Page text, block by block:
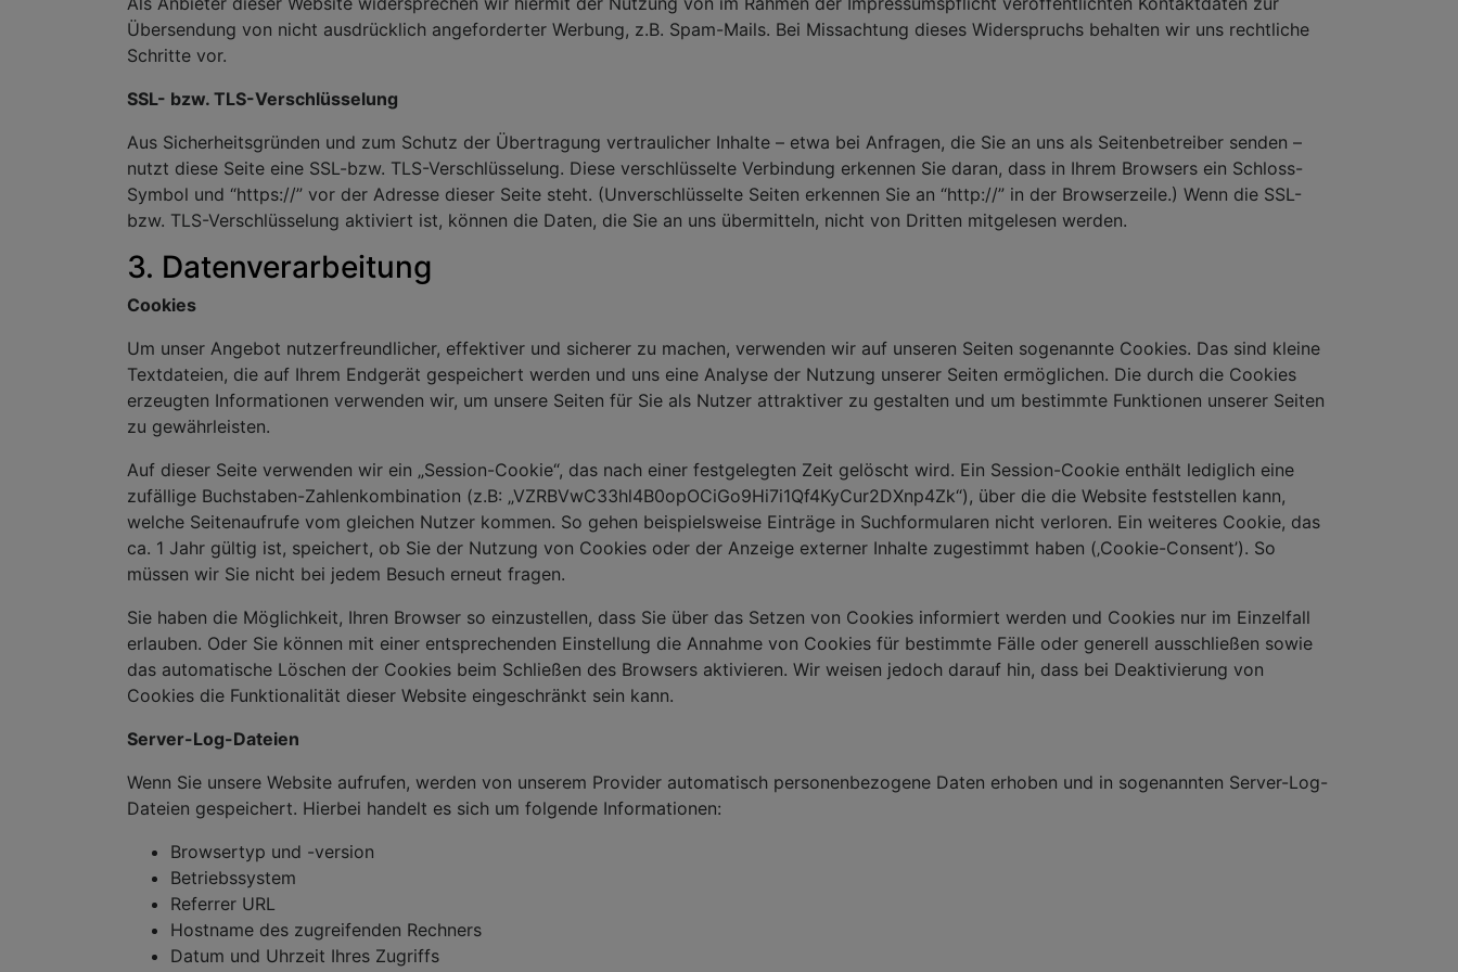
Übersendung von nicht ausdrücklich angeforderter Werbung, z.B. Spam-Mails. Bei Missachtung dieses Widerspruchs behalten wir uns rechtliche
Schritte vor.
SSL- bzw. TLS-Verschlüsselung
Aus Sicherheitsgründen und zum Schutz der Übertragung vertraulicher Inhalte – etwa bei Anfragen, die Sie an uns als Seitenbetreiber senden –
nutzt diese Seite eine SSL-bzw. TLS-Verschlüsselung. Diese verschlüsselte Verbindung erkennen Sie daran, dass in Ihrem Browsers ein Schloss-
Symbol und “https://” vor der Adresse dieser Seite steht. (Unverschlüsselte Seiten erkennen Sie an “http://” in der Browserzeile.) Wenn die SSL-
bzw. TLS-Verschlüsselung aktiviert ist, können die Daten, die Sie an uns übermitteln, nicht von Dritten mitgelesen werden.
3. Datenverarbeitung
Cookies
Um unser Angebot nutzerfreundlicher, effektiver und sicherer zu machen, verwenden wir auf unseren Seiten sogenannte Cookies. Das sind kleine
Textdateien, die auf Ihrem Endgerät gespeichert werden und uns eine Analyse der Nutzung unserer Seiten ermöglichen. Die durch die Cookies
erzeugten Informationen verwenden wir, um unsere Seiten für Sie als Nutzer attraktiver zu gestalten und um bestimmte Funktionen unserer Seiten
zu gewährleisten.
Auf dieser Seite verwenden wir ein „Session-Cookie“, das nach einer festgelegten Zeit gelöscht wird. Ein Session-Cookie enthält lediglich eine
zufällige Buchstaben-Zahlenkombination (z.B: „VZRBVwC33hl4B0opOCiGo9Hi7i1Qf4KyCur2DXnp4Zk“), über die die Website feststellen kann,
welche Seitenaufrufe vom gleichen Nutzer kommen. So gehen beispielsweise Einträge in Suchformularen nicht verloren. Ein weiteres Cookie, das
ca. 1 Jahr gültig ist, speichert, ob Sie der Nutzung von Cookies oder der Anzeige externer Inhalte zugestimmt haben (‚Cookie-Consent’). So
müssen wir Sie nicht bei jedem Besuch erneut fragen.
Sie haben die Möglichkeit, Ihren Browser so einzustellen, dass Sie über das Setzen von Cookies informiert werden und Cookies nur im Einzelfall
erlauben. Oder Sie können mit einer entsprechenden Einstellung die Annahme von Cookies für bestimmte Fälle oder generell ausschließen sowie
das automatische Löschen der Cookies beim Schließen des Browsers aktivieren. Wir weisen jedoch darauf hin, dass bei Deaktivierung von
Cookies die Funktionalität dieser Website eingeschränkt sein kann.
Server-Log-Dateien
Wenn Sie unsere Website aufrufen, werden von unserem Provider automatisch personenbezogene Daten erhoben und in sogenannten Server-Log-
Dateien gespeichert. Hierbei handelt es sich um folgende Informationen:
Browsertyp und -version
Betriebssystem
Referrer URL
Hostname des zugreifenden Rechners
Datum und Uhrzeit Ihres Zugriffs